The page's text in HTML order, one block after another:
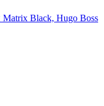
Matrix Black, Hugo Boss